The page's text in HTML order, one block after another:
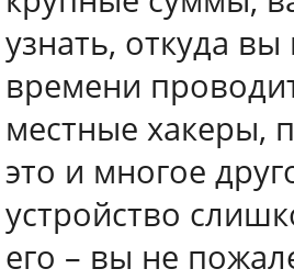
узнать, откуда
времени
местные хакеры,
это и многое
устройство
его – вы не